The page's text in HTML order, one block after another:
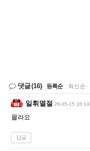
댓글(16) 등록순 최신순
일휘멸절 26-05-15 16:14
몰라요
답글